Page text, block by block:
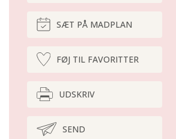
SÆT PÅ MADPLAN
FØJ TIL FAVORITTER
UDSKRIV
SEND